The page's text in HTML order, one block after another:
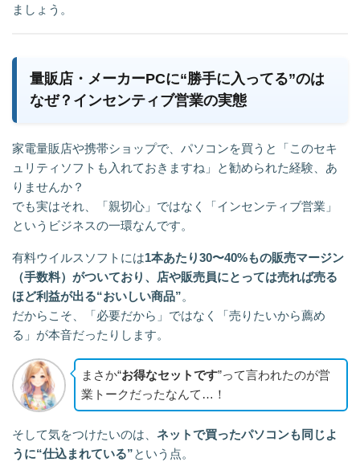
ましょう。
量販店・メーカーPCに“勝手に入ってる”のは
なぜ？インセンティブ営業の実態
家電量販店や携帯ショップで、パソコンを買うと「このセキ
ュリティソフトも入れておきますね」と勧められた経験、あ
りませんか？
でも実はそれ、「親切心」ではなく「インセンティブ営業」
というビジネスの一環なんです。
有料ウイルスソフトには1本あたり30〜40%もの販売マージン
（手数料）がついており、店や販売員にとっては売れば売る
ほど利益が出る“おいしい商品”。
だからこそ、「必要だから」ではなく「売りたいから薦め
る」が本音だったりします。
まさか“お得なセットです”って言われたのが営
業トークだったなんて…！
そして気をつけたいのは、 ネットで買ったパソコンも同じよ
うに“仕込まれている”という点。